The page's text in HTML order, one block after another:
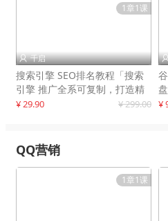
1章1课
 千启
搜索引擎 SEO排名教程「搜索
引擎 推广全系可复制，打造精
准被动流量系统
¥ 29.90 ¥ 299.00 ¥
QQ营销
1章1课